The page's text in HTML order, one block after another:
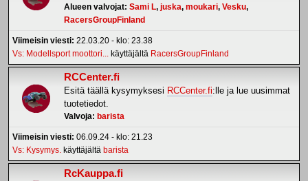
Alueen valvojat: Sami L, juska, moukari, Vesku,
RacersGroupFinland
Viimeisin viesti: 22.03.20 - klo: 23.38
Vs: Modellsport moottori... käyttäjältä RacersGroupFinland
RCCenter.fi
Esitä täällä kysymyksesi RCCenter.fi:lle ja lue uusimmat
tuotetiedot.
Valvoja: barista
Viimeisin viesti: 06.09.24 - klo: 21.23
Vs: Kysymys. käyttäjältä barista
RcKauppa.fi